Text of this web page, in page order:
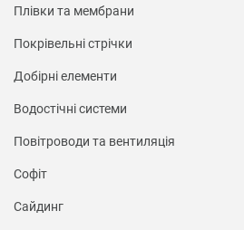
Плівки та мембрани
Покрівельні стрічки
Добірні елементи
Водостічні системи
Повітроводи та вентиляція
Софіт
Сайдинг